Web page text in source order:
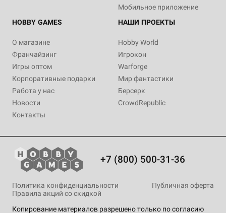
Мобильное приложение
HOBBY GAMES
О магазине
Франчайзинг
Игры оптом
Корпоративные подарки
Работа у нас
Новости
Контакты
НАШИ ПРОЕКТЫ
Hobby World
Игрокон
Warforge
Мир фантастики
Берсерк
CrowdRepublic
+7 (800) 500-31-36
Копирование материалов разрешено только по согласию
Политика конфиденциальности
Публичная оферта
Правила акций со скидкой